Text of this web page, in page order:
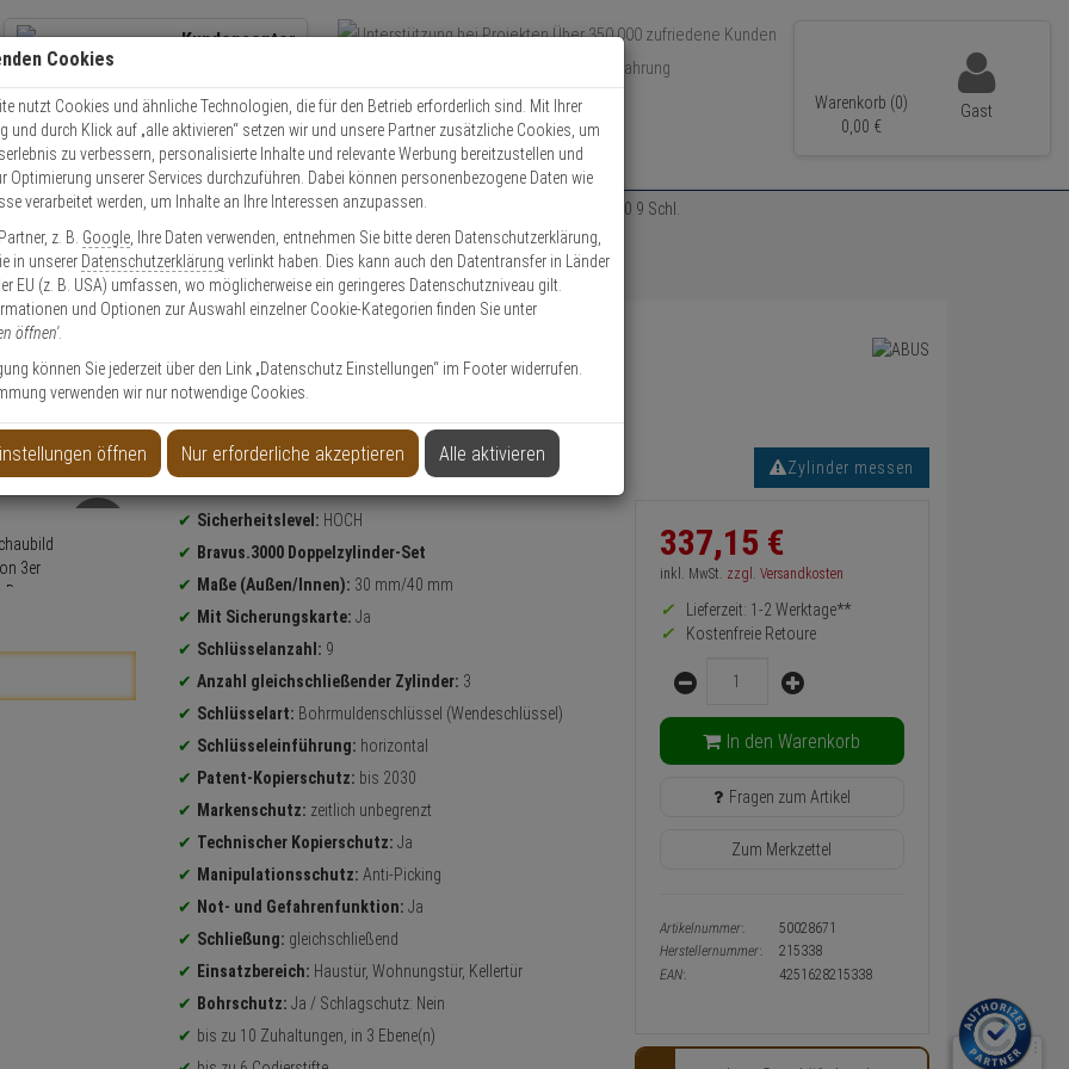
Kundencenter
Kontaktservice nutzen
Mo. - Do.: 8:00 - 16:30 Fr. 8:00 - 14:00 Uhr
Über 350.000 zufriedene Kunden
Über 15 Jahre Erfahrung
Schneller Versand
Warenkorb (0)
0, 00 €
Gast
Schließzylinder Schließzylinder Set 3er Abus Bravus 3000 Doppelzylinder 30/40 9 Schl.
30/40 9 Schl.
Zylinder messen
Produktinformationen
Sicherheitslevel: HOCH
Bravus.3000 Doppelzylinder-Set
Maße (Außen/Innen): 30 mm/40 mm
Mit Sicherungskarte: Ja
Schlüsselanzahl: 9
Anzahl gleichschließender Zylinder: 3
Schlüsselart: Bohrmuldenschlüssel (Wendeschlüssel)
Schlüsseleinführung: horizontal
Patent-Kopierschutz: bis 2030
Markenschutz: zeitlich unbegrenzt
Technischer Kopierschutz: Ja
Manipulationsschutz: Anti-Picking
Not- und Gefahrenfunktion: Ja
Schließung: gleichschließend
Einsatzbereich: Haustür, Wohnungstür, Kellertür
Bohrschutz: Ja / Schlagschutz: Nein
bis zu 10 Zuhaltungen, in 3 Ebene(n)
Informationen
zurück
Preis,
und
Warenkorb-
Konfigurieren-
Button
337,15 €
inkl. MwSt. zzgl. Versandkosten
Lieferzeit: 1-2 Werktage**
Kostenfreie Retoure
Menge
In den Warenkorb
Fragen zum Artikel
Zum Merkzettel
Artikelnummer:
50028671
Herstellernummer:
215338
EAN:
4251628215338
Cookies
nutzt Cookies und ähnliche Technologien, die für den Betrieb erforderlich sind. Mit Ihrer
und durch Klick auf „alle aktivieren“ setzen wir und unsere Partner zusätzliche Cookies, um
zu verbessern, personalisierte Inhalte und relevante Werbung bereitzustellen und
Optimierung unserer Services durchzuführen. Dabei können personenbezogene Daten wie
verarbeitet werden, um Inhalte an Ihre Interessen anzupassen.
z. B. Google , Ihre Daten verwenden, entnehmen Sie bitte deren Datenschutzerklärung,
in unserer Datenschutzerklärung verlinkt haben. Dies kann auch den Datentransfer in Länder
EU (z. B. USA) umfassen, wo möglicherweise ein geringeres Datenschutzniveau gilt.
und Optionen zur Auswahl einzelner Cookie-Kategorien finden Sie unter
öffnen'.
können Sie jederzeit über den Link „Datenschutz Einstellungen“ im Footer widerrufen.
verwenden wir nur notwendige Cookies.
öffnen Nur erforderliche akzeptieren Alle aktivieren